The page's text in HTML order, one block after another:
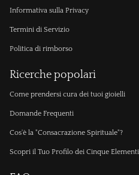
Informativa sulla Privacy
Termini di Servizio
Politica di rimborso
Ricerche popolari
Come prendersi cura dei tuoi gioielli
Domande Frequenti
Cos'è la "Consacrazione Spirituale"?
Scopri il Tuo Profilo dei Cinque Elementi